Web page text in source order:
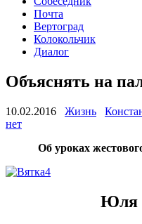
Почта
Вертоград
Колокольчик
Диалог
Объяснять на
10.02.2016 Жизнь
нет
Об уроках
Юля